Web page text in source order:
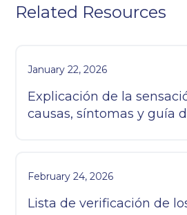
Related Resources
January 22, 2026
Explicación de la
causas, síntomas y guía
February 24, 2026
Lista de verificación de